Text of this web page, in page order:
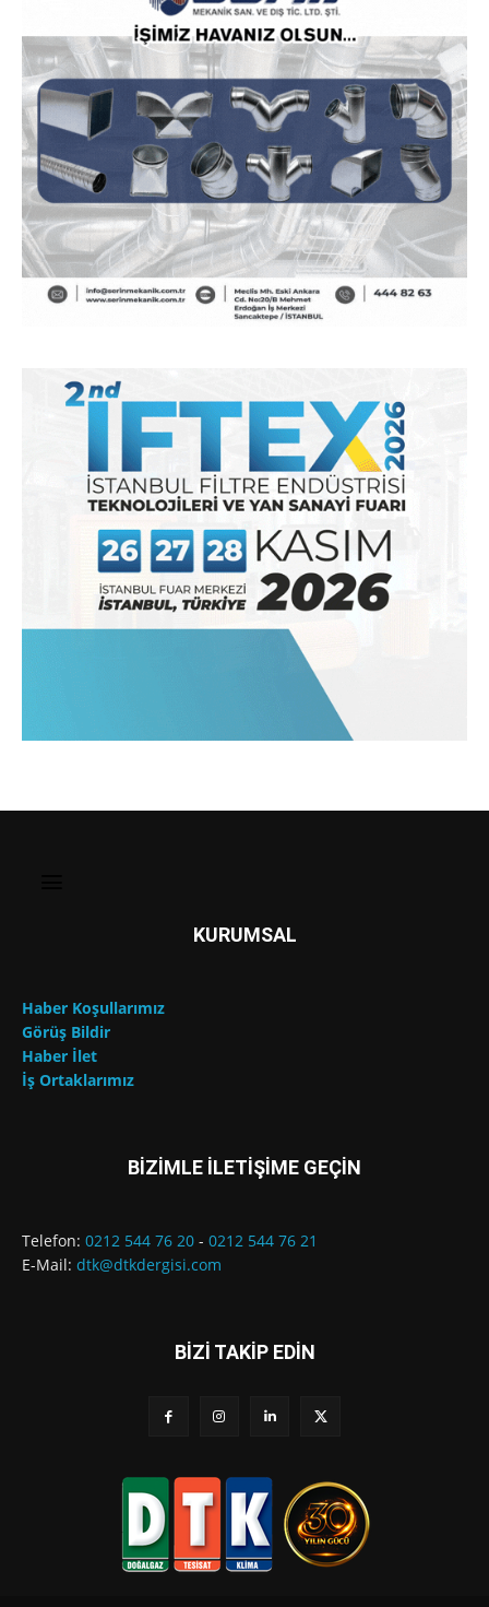
KURUMSAL
Haber Koşullarımız
Görüş Bildir
Haber İlet
İş Ortaklarımız
BİZİMLE İLETİŞİME GEÇİN
Telefon: 0212 544 76 20 - 0212 544 76 21
E-Mail: dtk@dtkdergisi.com
BİZİ TAKİP EDİN